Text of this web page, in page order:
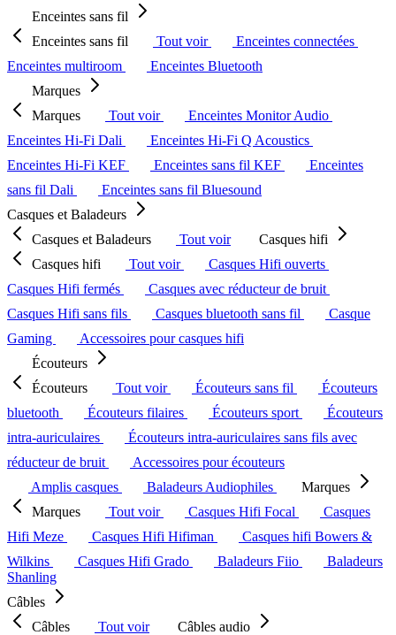
Enceintes sans fil
Enceintes sans fil
Tout voir
Enceintes connectées
Enceintes multiroom
Enceintes Bluetooth
Marques
Marques
Tout voir
Enceintes Monitor Audio
Enceintes Hi-Fi Dali
Enceintes Hi-Fi Q Acoustics
Enceintes Hi-Fi KEF
Enceintes sans fil KEF
Enceintes
sans fil Dali
Enceintes sans fil Bluesound
Casques et Baladeurs
Casques et Baladeurs
Tout voir
Casques hifi
Casques hifi
Tout voir
Casques Hifi ouverts
Casques Hifi fermés
Casques avec réducteur de bruit
Casques Hifi sans fils
Casques bluetooth sans fil
Casque
Gaming
Accessoires pour casques hifi
Écouteurs
Écouteurs
Tout voir Écouteurs sans fil
Écouteurs
bluetooth
Écouteurs filaires Écouteurs sport
Écouteurs
intra-auriculaires
Écouteurs intra-auriculaires sans fils avec
réducteur de bruit
Accessoires pour écouteurs
Amplis casques
Baladeurs Audiophiles
Marques
Marques
Tout voir Casques Hifi Focal
Casques
Hifi Meze
Casques Hifi Hifiman
Casques hifi Bowers &
Wilkins
Casques Hifi Grado Baladeurs Fiio
Baladeurs
Shanling
Câbles
Câbles
Tout voir
Câbles audio